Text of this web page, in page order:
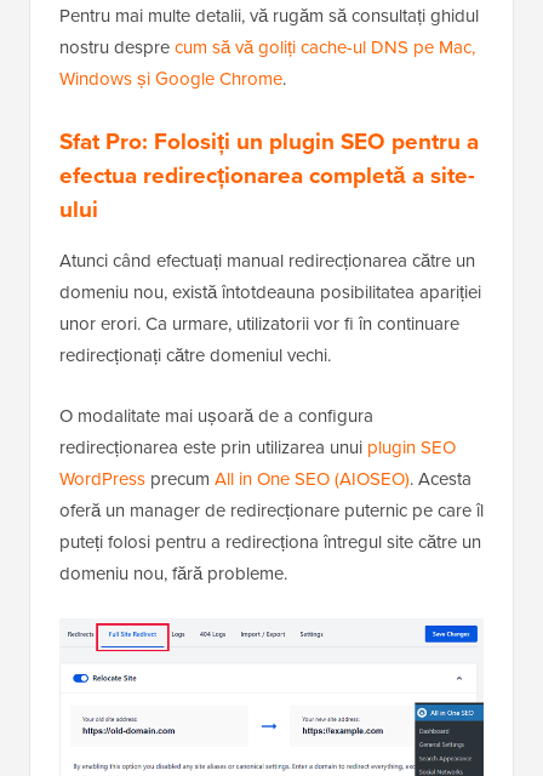
Pentru mai multe detalii, vă rugăm să consultați ghidul
nostru desprecum să vă goliți cache-ul DNS pe Mac,
Windows și Google Chrome.
Sfat Pro: Folosiți un plugin SEO pentru a
efectua redirecționarea completă a site-
ului
Atunci când efectuați manual redirecționarea către un
domeniu nou, există întotdeauna posibilitatea apariției
unor erori. Ca urmare, utilizatorii vor fi în continuare
redirecționați către domeniul vechi.
O modalitate mai ușoară de a configura
redirecționarea este prin utilizarea unui plugin SEO
WordPress precum All in One SEO (AIOSEO). Acesta
oferă un manager de redirecționare puternic pe care îl
puteți folosi pentru a redirecționa întregul site către un
domeniu nou, fără probleme.